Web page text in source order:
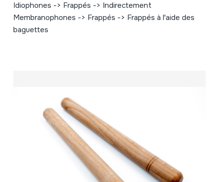
Idiophones -> Frappés -> Indirectement
Membranophones -> Frappés -> Frappés à l'aide des
baguettes